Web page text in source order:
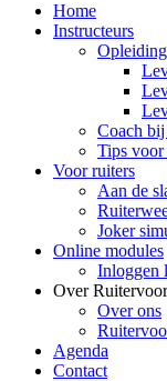
Home
Instructeurs
Coach
Tips voor
Voor ruiters
Aan de
Joker
Online modules
Inloggen
Over
Over ons
Agenda
Contact